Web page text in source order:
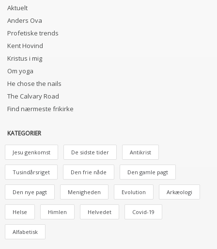
Aktuelt
Anders Ova
Profetiske trends
Kent Hovind
Kristus i mig
Om yoga
He chose the nails
The Calvary Road
Find nærmeste frikirke
KATEGORIER
Jesu genkomst De sidste tider Antikrist
Tusindårsriget Den frie nåde Den gamle pagt
Den nye pagt Menigheden Evolution Arkæologi
Helse Himlen Helvedet Covid-19
Alfabetisk